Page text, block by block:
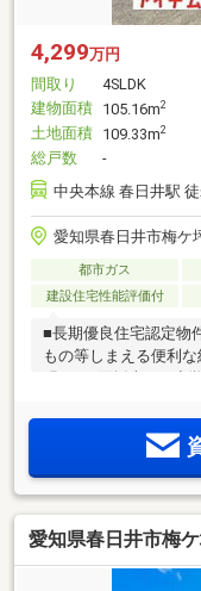
4,299万円
間取り
4SLDK
建物面積 105.16m2
土地面積 109.33m2
総戸数
-
中央本線 春日井駅
愛知県春日井市梅ケ
都市ガス
建設住宅性能評価付
■長期優良住宅認定
もの等しまえる便利
愛知県春日井市梅